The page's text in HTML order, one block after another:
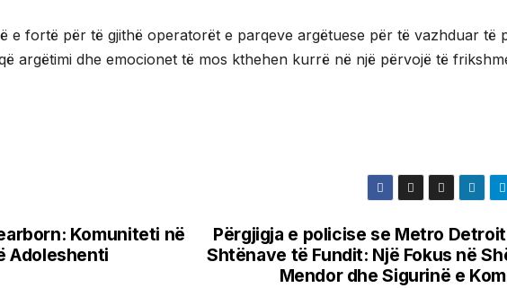
e fortë për të gjithë operatorët e parqeve argëtuese për të vazhduar të
argëtimi dhe emocionet të mos kthehen kurrë në një përvojë të
Përgjigja e policise se Metro
Shtënave të Fundit: Një Fokus në
Mendor dhe Sigurinë e
Komuniteti në
Adoleshenti